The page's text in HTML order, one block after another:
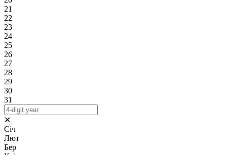
21
22
23
24
25
26
27
28
29
30
31
✕
Січ
Лют
Бер